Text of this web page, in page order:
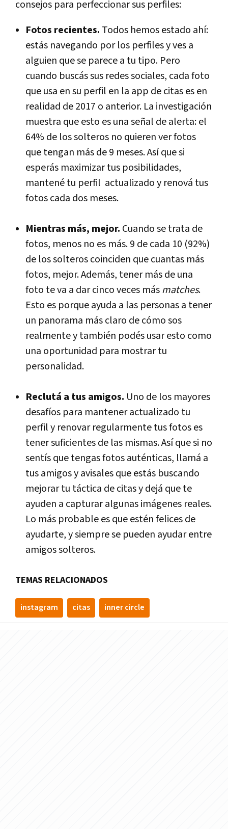
consejos para perfeccionar sus perfiles:
Fotos recientes. Todos hemos estado ahí:
estás navegando por los perfiles y ves a
alguien que se parece a tu tipo. Pero
cuando buscás sus redes sociales, cada foto
que usa en su perfil en la app de citas es en
realidad de 2017 o anterior. La investigación
muestra que esto es una señal de alerta: el
64% de los solteros no quieren ver fotos
que tengan más de 9 meses. Así que si
esperás maximizar tus posibilidades,
mantené tu perfil actualizado y renová tus
fotos cada dos meses.
Mientras más, mejor. Cuando se trata de
fotos, menos no es más. 9 de cada 10 (92%)
de los solteros coinciden que cuantas más
fotos, mejor. Además, tener más de una
foto te va a dar cinco veces másmatches.
Esto es porque ayuda a las personas a tener
un panorama más claro de cómo sos
realmente y también podés usar esto como
una oportunidad para mostrar tu
personalidad.
Reclutá a tus amigos. Uno de los mayores
desafíos para mantener actualizado tu
perfil y renovar regularmente tus fotos es
tener suficientes de las mismas. Así que si no
sentís que tengas fotos auténticas, llamá a
tus amigos y avisales que estás buscando
mejorar tu táctica de citas y dejá que te
ayuden a capturar algunas imágenes reales.
Lo más probable es que estén felices de
ayudarte, y siempre se pueden ayudar entre
amigos solteros.
TEMAS RELACIONADOS
instagram citas inner circle